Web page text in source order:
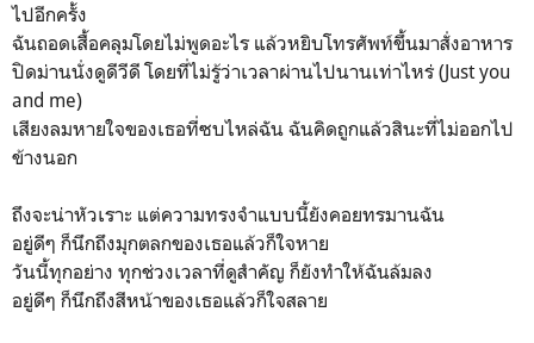
ไปอีกครั้ง
ฉันถอดเสื้อคลุมโดยไม่พูดอะไร แล้วหยิบโทรศัพท์ขึ้นมาสั่งอาหาร
ปิดม่านนั่งดูดีวีดี โดยที่ไม่รู้ว่าเวลาผ่านไปนานเท่าไหร่ (Just you
and me)
เสียงลมหายใจของเธอที่ซบไหล่ฉัน ฉันคิดถูกแล้วสินะที่ไม่ออกไป
ข้างนอก
ถึงจะน่าหัวเราะ แต่ความทรงจำแบบนี้ยังคอยทรมานฉัน
อยู่ดีๆ ก็นึกถึงมุกตลกของเธอแล้วก็ใจหาย
วันนี้ทุกอย่าง ทุกช่วงเวลาที่ดูสำคัญ ก็ยังทำให้ฉันล้มลง
อยู่ดีๆ ก็นึกถึงสีหน้าของเธอแล้วก็ใจสลาย